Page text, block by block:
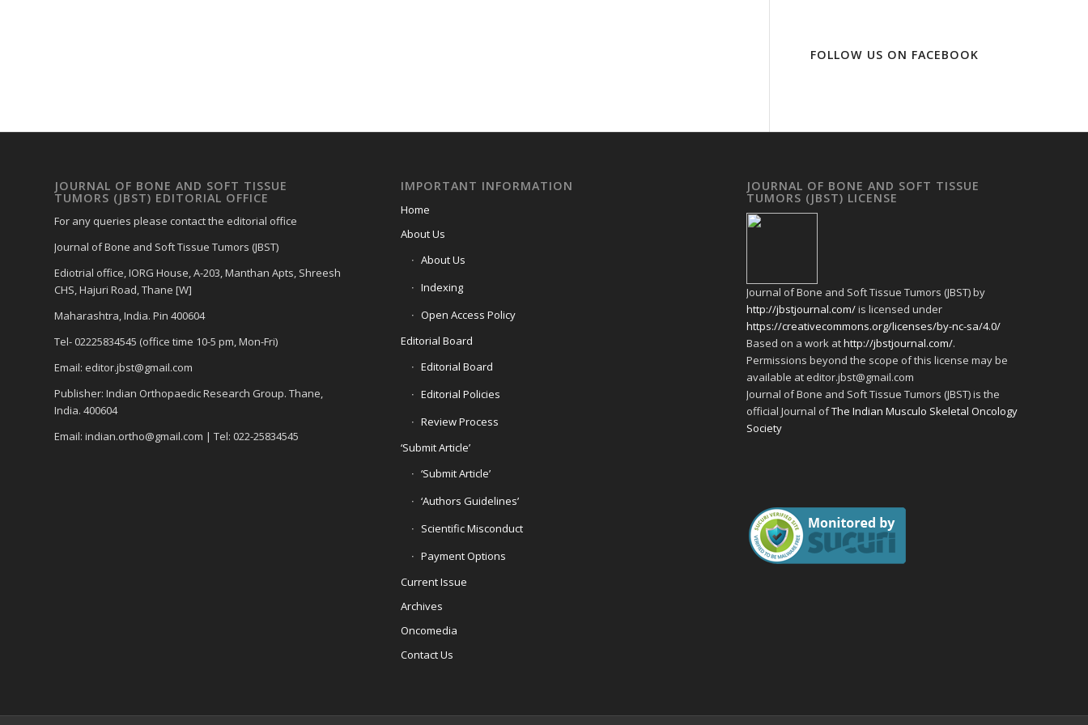
FOLLOW US ON FACEBOOK
JOURNAL OF BONE AND SOFT TISSUE
TUMORS (JBST) EDITORIAL OFFICE
For any queries please contact the editorial office
Journal of Bone and Soft Tissue Tumors (JBST)
Ediotrial office, IORG House, A-203, Manthan Apts, Shreesh
CHS, Hajuri Road, Thane [W]
Maharashtra, India. Pin 400604
Tel- 02225834545 (office time 10-5 pm, Mon-Fri)
Email: editor.jbst@gmail.com
Publisher: Indian Orthopaedic Research Group. Thane,
India. 400604
Email: indian.ortho@gmail.com | Tel: 022-25834545
IMPORTANT INFORMATION
Home
About Us
About Us
Indexing
Open Access Policy
Editorial Board
Editorial Board
Editorial Policies
Review Process
‘Submit Article’
‘Submit Article’
‘Authors Guidelines’
Scientific Misconduct
Payment Options
Current Issue
Archives
Oncomedia
Contact Us
JOURNAL OF BONE AND SOFT TISSUE
TUMORS (JBST) LICENSE
Journal of Bone and Soft Tissue Tumors (JBST) by
http://jbstjournal.com/is licensed under
https://creativecommons.org/licenses/by-nc-sa/4.0/
Based on a work athttp://jbstjournal.com/.
Permissions beyond the scope of this license may be
available at editor.jbst@gmail.com
Journal of Bone and Soft Tissue Tumors (JBST) is the
official Journal ofThe Indian Musculo Skeletal Oncology
Society